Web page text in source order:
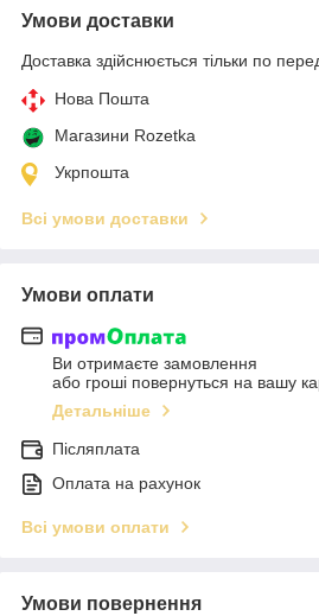
Умови доставки
Доставка здійснюється тільки по
Нова Пошта
Магазини Rozetka
Укрпошта
Всі умови доставки
Умови оплати
Ви отримаєте замовлення
або гроші повернуться на вашу
Детальніше
Післяплата
Оплата на рахунок
Всі умови оплати
Умови повернення